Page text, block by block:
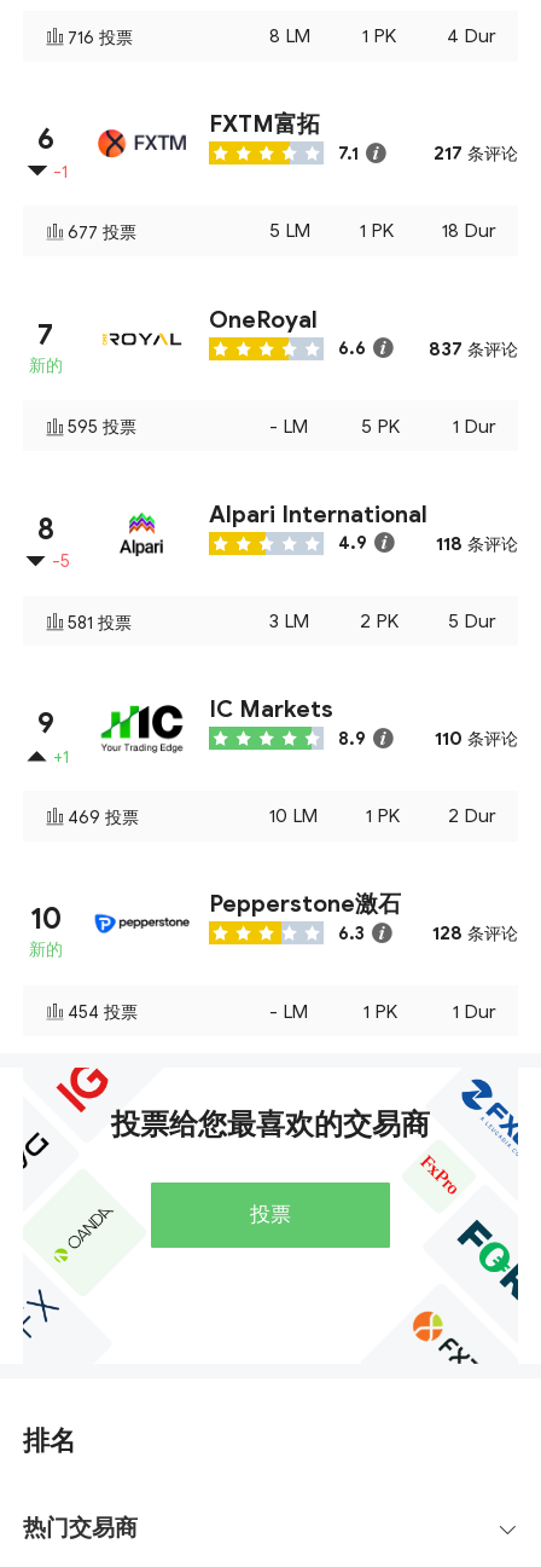
716 投票 8 LM 1 PK 4 Dur
6
-1
FXTM富拓
7.1 217 条评论
677 投票 5 LM 1 PK 18 Dur
7
新的
OneRoyal
6.6 837 条评论
595 投票 - LM 5 PK 1 Dur
8
-5
Alpari International
4.9 118 条评论
581 投票 3 LM 2 PK 5 Dur
9
+1
IC Markets
8.9 110 条评论
469 投票 10 LM 1 PK 2 Dur
10
新的
Pepperstone激石
6.3 128 条评论
454 投票 - LM 1 PK 1 Dur
投票给您最喜欢的交易商
投票
排名
热门交易商